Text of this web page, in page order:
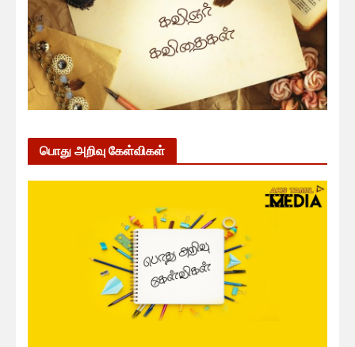
பொது அறிவு கேள்விகள்